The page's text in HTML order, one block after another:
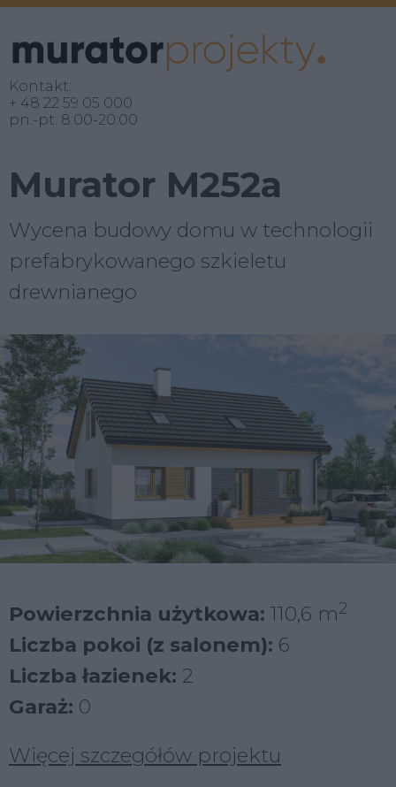
Kontakt:
+ 48 22 59 05 000
pn.-pt. 8:00-20:00
Murator M252a
Wycena budowy domu w technologii
prefabrykowanego szkieletu
drewnianego
Powierzchnia użytkowa: 110,6 m2
Liczba pokoi (z salonem): 6
Liczba łazienek: 2
Garaż: 0
Więcej szczegółów projektu